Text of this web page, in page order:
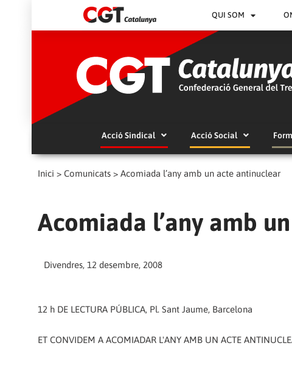
QUI SOM
Acció Sindical Acció Social
Inici > Comunicats > Acomiada l’any amb un acte antinuclear
Acomiada l’any amb
Divendres, 12 desembre, 2008
12 h DE LECTURA PÚBLICA, Pl. Sant Jaume, Barcelona
ET CONVIDEM A ACOMIADAR L'ANY AMB UN ACTE